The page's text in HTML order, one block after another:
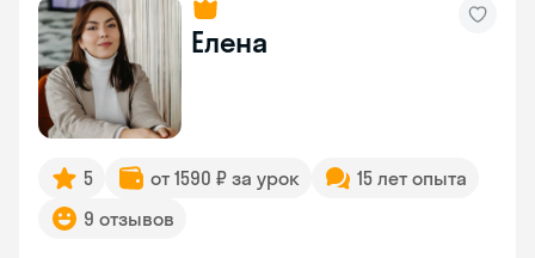
Елена
5 от 1590 ₽ за урок
15 лет опыта
9 отзывов